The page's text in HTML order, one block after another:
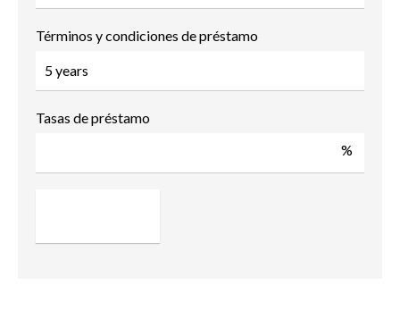
Términos y condiciones de préstamo
Tasas de préstamo
%